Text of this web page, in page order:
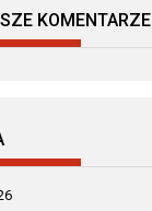
KOMENTARZE